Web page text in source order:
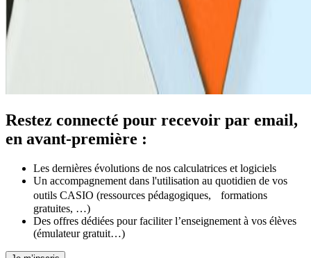
Restez connecté pour recevoir par email,
en avant-première :
Les dernières évolutions de nos calculatrices et logiciels
Un accompagnement dans l'utilisation au quotidien de vos
outils CASIO (ressources pédagogiques, formations
gratuites, …)
Des offres dédiées pour faciliter l’enseignement à vos élèves
(émulateur gratuit…)